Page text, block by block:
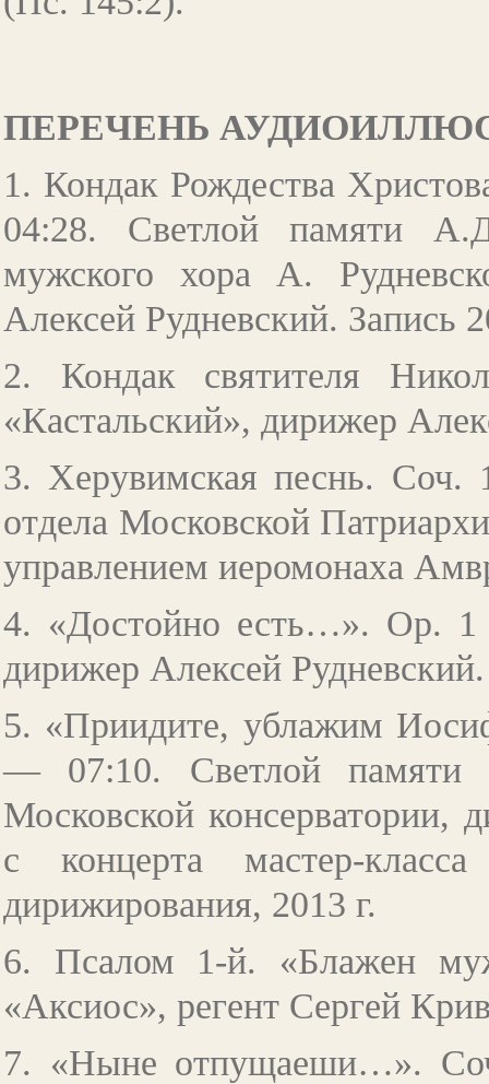
ПЕРЕЧЕНЬ
1. Кондак Рождества
04:28. Светлой памяти
мужского хора А.
Алексей Рудневский. Запись
2. Кондак святителя
«Кастальский», дирижер
3. Херувимская песнь.
отдела Московской
управлением иеромонаха
4. «Достойно есть…». Ор.
дирижер Алексей
5. «Приидите, ублажим
— 07:10. Светлой памяти
Московской консерватории,
с концерта мастер-
дирижирования, 2013 г.
6. Псалом 1-й. «Блажен
«Аксиос», регент Сергей
7. «Ныне отпущаеши…».